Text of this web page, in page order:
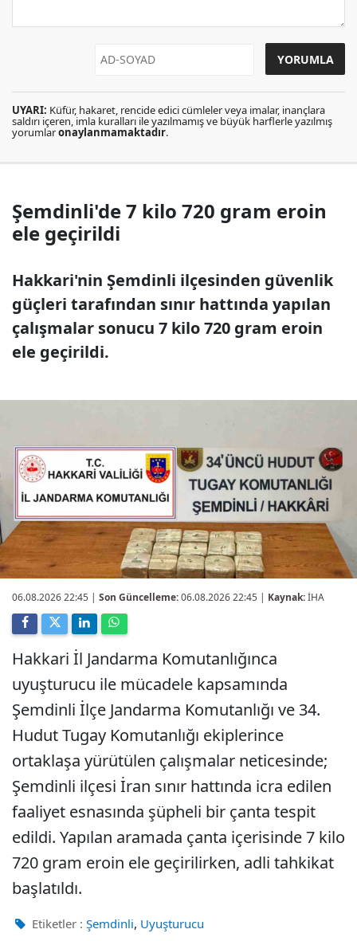
UYARI: Küfür, hakaret, rencide edici cümleler veya imalar, inançlara
saldırı içeren, imla kuralları ile yazılmamış ve büyük harflerle yazılmış
yorumlaronaylanmamaktadır.
Şemdinli'de 7 kilo 720 gram eroin
ele geçirildi
Hakkari'nin Şemdinli ilçesinden güvenlik
güçleri tarafından sınır hattında yapılan
çalışmalar sonucu 7 kilo 720 gram eroin
ele geçirildi.
06.08.2026 22:45 | Son Güncelleme:06.08.2026 22:45 | Kaynak:İHA
Hakkari İl Jandarma Komutanlığınca
uyuşturucu ile mücadele kapsamında
Şemdinli İlçe Jandarma Komutanlığı ve 34.
Hudut Tugay Komutanlığı ekiplerince
ortaklaşa yürütülen çalışmalar neticesinde;
Şemdinli ilçesi İran sınır hattında icra edilen
faaliyet esnasında şüpheli bir çanta tespit
edildi. Yapılan aramada çanta içerisinde 7 kilo
720 gram eroin ele geçirilirken, adli tahkikat
başlatıldı.
Etiketler : Şemdinli, Uyuşturucu